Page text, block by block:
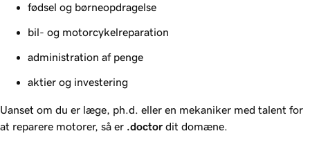
fødsel og børneopdragelse
bil- og motorcykelreparation
administration af penge
aktier og investering
Uanset om du er læge, ph.d. eller en mekaniker med talent for
at reparere motorer, så er .doctor dit domæne.